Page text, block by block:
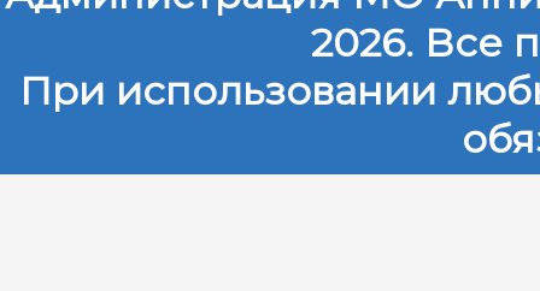
2026. Все
При использовании